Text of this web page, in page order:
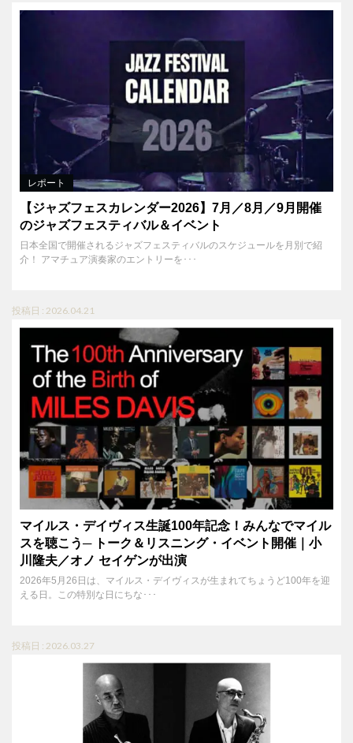
レポート
【ジャズフェスカレンダー2026】7月／8月／9月開催
のジャズフェスティバル＆イベント
日本全国で開催されるジャズフェスティバルのスケジュールを月別で紹
介！ アマチュア演奏家のエントリーを･･･
投稿日 : 2026.04.21
マイルス・デイヴィス生誕100年記念！みんなでマイル
スを聴こう─ トーク＆リスニング・イベント開催｜小
川隆夫／オノ セイゲンが出演
2026年5月26日は、マイルス・デイヴィスが生まれてちょうど100年を迎
える日。この特別な日にちな･･･
投稿日 : 2026.03.27